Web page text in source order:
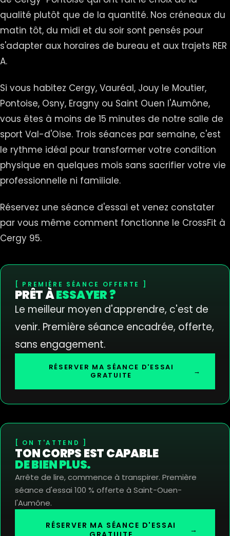
qualité plutôt que de la quantité. Nos créneaux du
matin tôt, du midi et du soir sont pensés pour
s'adapter aux horaires de bureau et aux trajets RER
A.
Si vous habitez Cergy, Vauréal, Jouy le Moutier,
Pontoise, Osny, Eragny ou Saint Ouen l'Aumône,
vous êtes à moins de 15 minutes de notre salle de
sport Val-d'Oise. Trois séances par semaine, c'est
le rythme idéal pour transformer votre condition
physique en quelques mois sans sacrifier votre vie
professionnelle ni familiale.
Réservez une séance d'essai et venez constater
par vous même comment fonctionne le CrossFit à
Cergy 95.
PREMIÈRE SÉANCE OFFERTE
PRÊT ÀESSAYER ?
Le meilleur moyen d'apprendre, c'est de
venir. Première séance encadrée, offerte,
sans engagement.
RÉSERVER MA SÉANCE D'ESSAI
GRATUITE
→
ON T'ATTEND
TON CORPS EST CAPABLE
DE BIEN PLUS.
Arrête de lire, commence à transpirer. Première
séance d'essai 100 % offerte à Saint-Ouen-
l'Aumône.
RÉSERVER MA SÉANCE D'ESSAI
→